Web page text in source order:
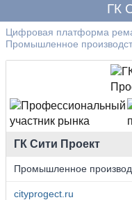
Видео
О нас
ГК
Цифровая платформа
Промышленное
ГК Сити Проект
Промышленное
cityprogect.ru